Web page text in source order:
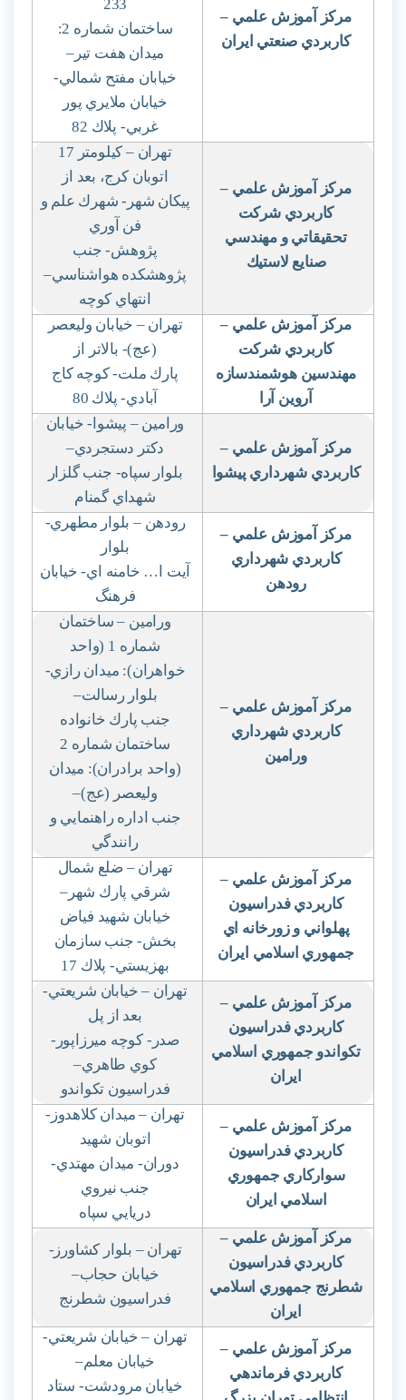
مركز آموزش علمي –
كاربردي صنعتي ايران
233
ساختمان شماره 2:
ميدان هفت تير–
خيابان مفتح شمالي-
خيابان ملايري پور
غربي- پلاك 82
مركز آموزش علمي –
كاربردي شركت
تحقيقاتي و مهندسي
صنايع لاستيك
تهران – كيلومتر 17
اتوبان كرج، بعد از
پيكان شهر- شهرك علم و
فن آوري
پژوهش- جنب
پژوهشكده هواشناسي–
انتهاي كوچه
مركز آموزش علمي –
كاربردي شركت
مهندسين هوشمندسازه
آروين آرا
تهران – خيابان وليعصر
(عج)- بالاتر از
پارك ملت- كوچه كاج
آبادي- پلاك 80
مركز آموزش علمي –
كاربردي شهرداري پيشوا
ورامين – پيشوا- خيابان
دكتر دستجردي–
بلوار سپاه- جنب گلزار
شهداي گمنام
مركز آموزش علمي –
كاربردي شهرداري
رودهن
رودهن – بلوار مطهري-
بلوار
آيت ا… خامنه اي- خيابان
فرهنگ
مركز آموزش علمي –
كاربردي شهرداري
ورامين
ورامين – ساختمان
شماره 1 (واحد
خواهران): ميدان رازي-
بلوار رسالت–
جنب پارك خانواده
ساختمان شماره 2
(واحد برادران): ميدان
وليعصر (عج)–
جنب اداره راهنمايي و
رانندگي
مركز آموزش علمي –
كاربردي فدراسيون
پهلواني و زورخانه اي
جمهوري اسلامي ايران
تهران – ضلع شمال
شرقي پارك شهر–
خيابان شهيد فياض
بخش- جنب سازمان
بهزيستي- پلاك 17
مركز آموزش علمي –
كاربردي فدراسيون
تكواندو جمهوري اسلامي
ايران
تهران – خيابان شريعتي-
بعد از پل
صدر- كوچه ميرزاپور-
كوي طاهري–
فدراسيون تكواندو
مركز آموزش علمي –
كاربردي فدراسيون
سواركاري جمهوري
اسلامي ايران
تهران – ميدان كلاهدوز-
اتوبان شهيد
دوران- ميدان مهتدي-
جنب نيروي
دريايي سپاه
مركز آموزش علمي –
كاربردي فدراسيون
شطرنج جمهوري اسلامي
ايران
تهران – بلوار كشاورز-
خيابان حجاب–
فدراسيون شطرنج
مركز آموزش علمي –
كاربردي فرماندهي
تهران – خيابان شريعتي-
خيابان معلم–
خيابان مرودشت- ستاد